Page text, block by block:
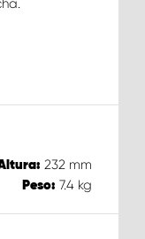
232 mm
Peso: 7.4 kg